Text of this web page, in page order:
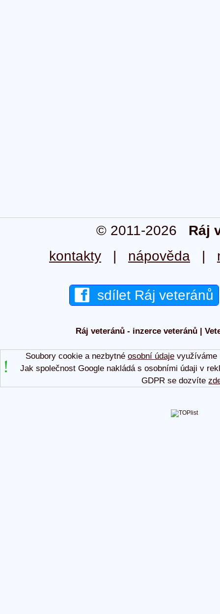
© 2011-2026 Ráj
kontakty | nápověda |
sdílet Ráj veteránů
Ráj veteránů - inzerce veteránů |
Soubory cookie a nezbytné osobní údajevyužíváme
Jak společnost Google nakládá s osobními údaji v
GDPR se dozvíte